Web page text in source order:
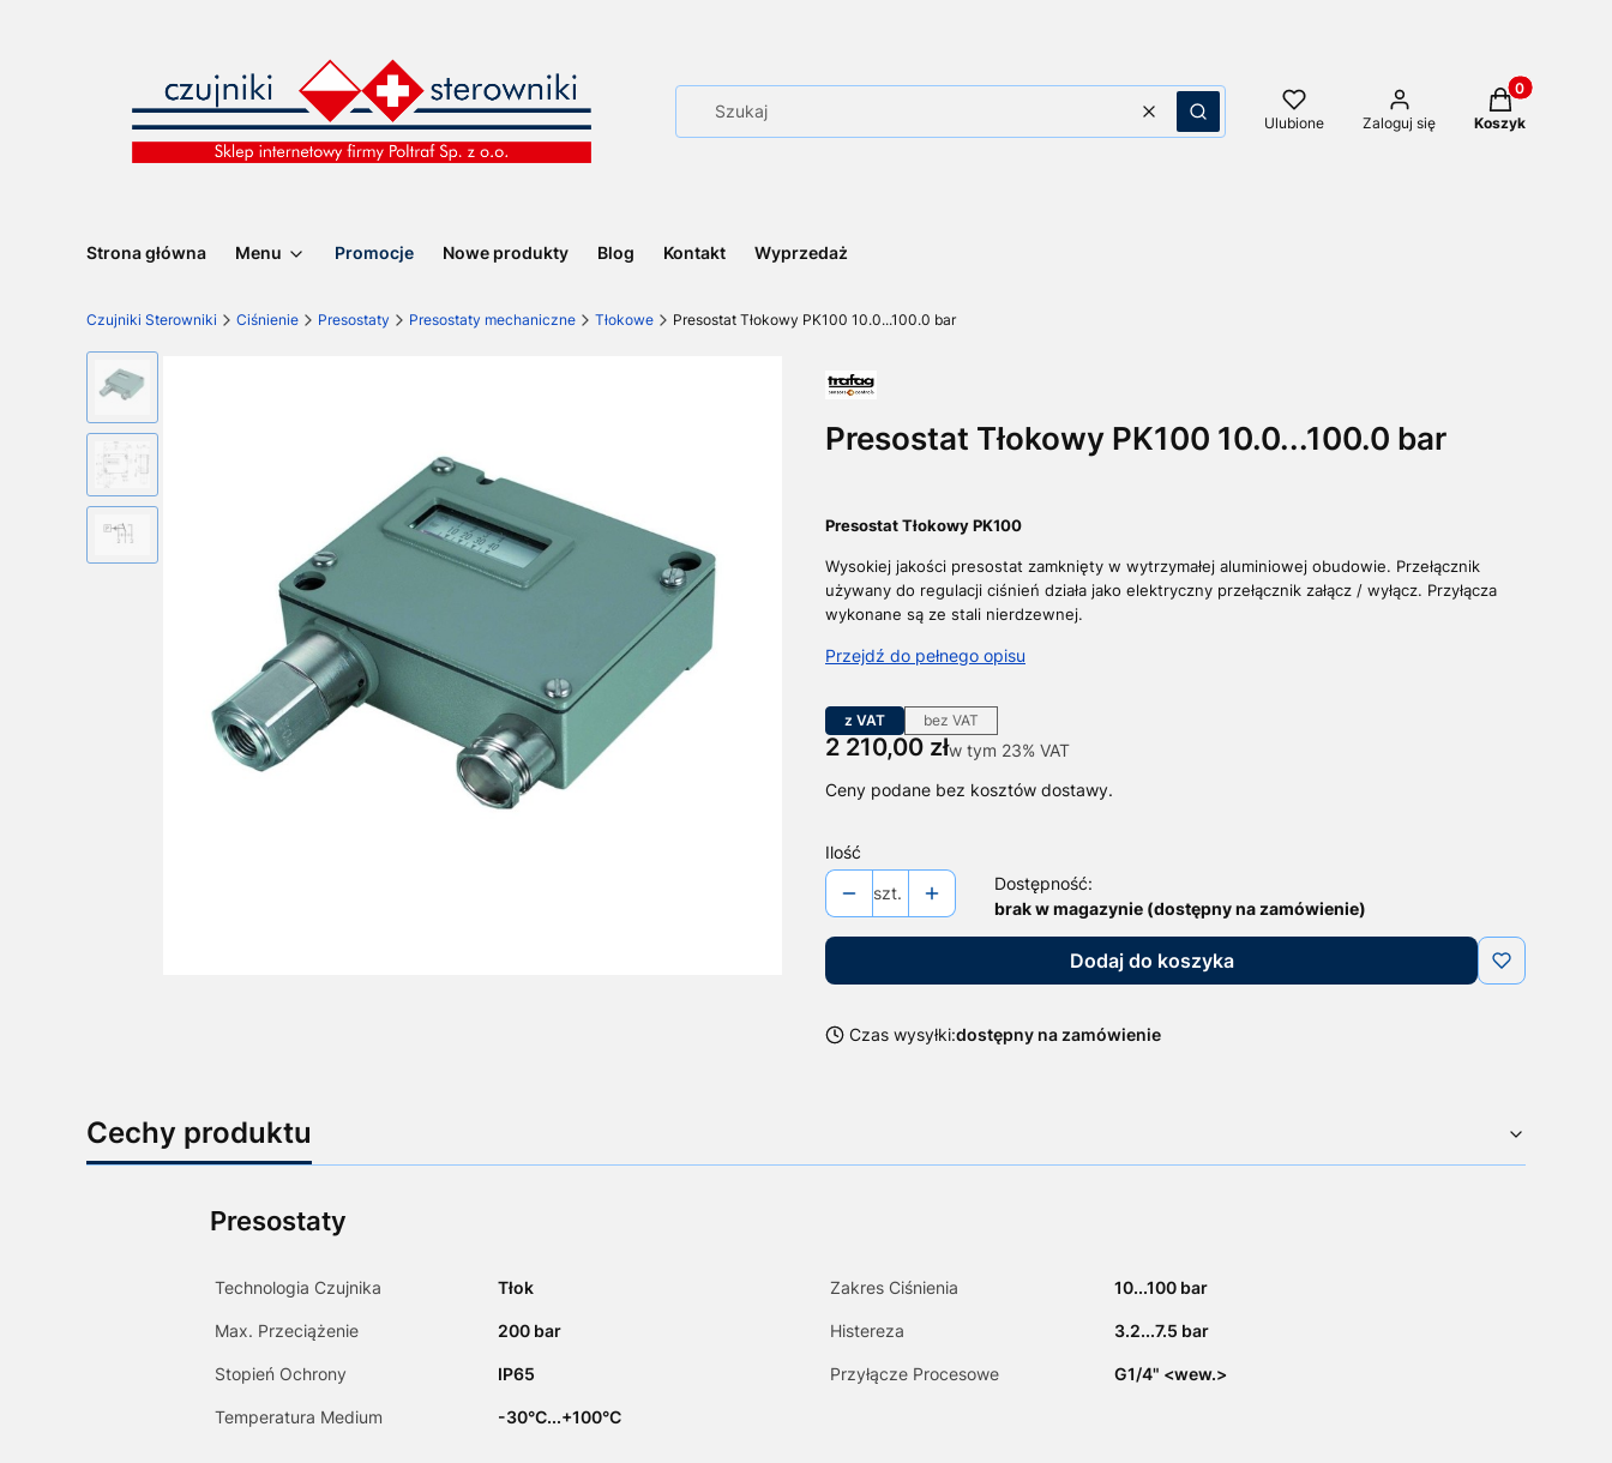
WyczyśćSzukaj Ulubione Zaloguj się
Produkty w
Koszyk
Strona główna Menu Promocje Nowe produkty Blog Kontakt Wyprzedaż
Czujniki Sterowniki Ciśnienie Presostaty Presostaty mechaniczne Tłokowe Presostat Tłokowy PK100 10.0...100.0 bar
Presostat Tłokowy PK100 10.0...100.0 bar
Presostat Tłokowy PK100
Wysokiej jakości presostat zamknięty w wytrzymałej aluminiowej obudowie. Przełącznik
używany do regulacji ciśnień działa jako elektryczny przełącznik załącz / wyłącz. Przyłącza
wykonane są ze stali nierdzewnej.
Przejdź do pełnego opisu
z VAT bez VAT
Cena
2 210,00 złw tym 23% VAT
w tym 23% VAT
Ceny podane bez kosztów dostawy.
Ilość
szt.
Dostępność:
brak w magazynie (dostępny na zamówienie)
Dodaj do koszyka
Czas wysyłki:dostępny na zamówienie
Cechy produktu
Presostaty
Technologia Czujnika Tłok Zakres Ciśnienia 10...100 bar
Max. Przeciążenie 200 bar Histereza 3.2...7.5 bar
Stopień Ochrony IP65 Przyłącze Procesowe G1/4" <wew.>
Temperatura Medium -30°C...+100°C